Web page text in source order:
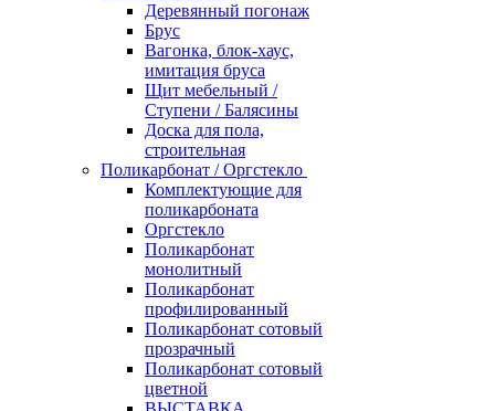
Деревянный погонаж
Брус
Вагонка, блок-хаус,
имитация бруса
Щит мебельный /
Ступени / Балясины
Доска для пола,
строительная
Поликарбонат / Оргстекло
Комплектующие для
поликарбоната
Оргстекло
Поликарбонат
монолитный
Поликарбонат
профилированный
Поликарбонат сотовый
прозрачный
Поликарбонат сотовый
цветной